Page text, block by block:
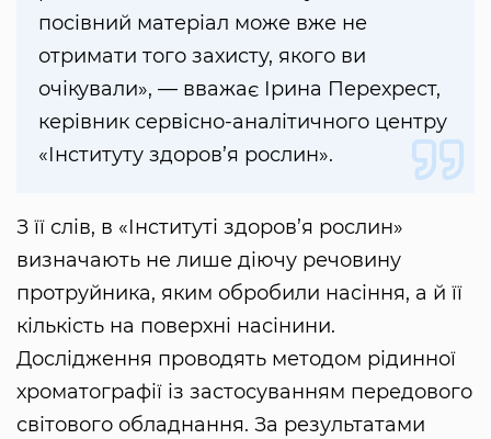
посівний матеріал може вже не
отримати того захисту, якого ви
очікували», — вважає Ірина Перехрест,
керівник сервісно-аналітичного центру
«Інституту здоров’я рослин».
З її слів, в «Інституті здоров’я рослин»
визначають не лише діючу речовину
протруйника, яким обробили насіння, а й її
кількість на поверхні насінини.
Дослідження проводять методом рідинної
хроматографії із застосуванням передового
світового обладнання. За результатами